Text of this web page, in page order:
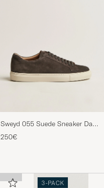
Sweyd 055 Suede Sneaker Dark
Grey
250€
3-PACK